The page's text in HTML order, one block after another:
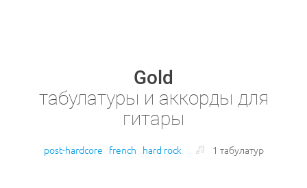
Gold
табулатуры и аккорды для
гитары
post-hardcore french hard rock 1 табулатур